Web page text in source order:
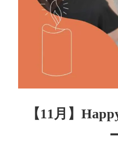
視察
コラム
法人情報
【11月】